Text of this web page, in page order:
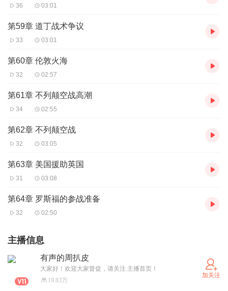
36 03:01
第59章 道丁战术争议
33 03:01
第60章 伦敦火海
32 02:57
第61章 不列颠空战高潮
34 02:55
第62章 不列颠空战
32 03:05
第63章 美国援助英国
31 03:08
第64章 罗斯福的参战准备
32 02:50
主播信息
有声的周扒皮
大家好！欢迎大家督促，请关注.主播首页！
19.83万
加关注